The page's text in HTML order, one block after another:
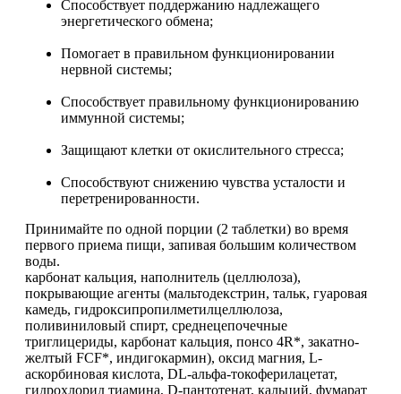
Растительный протеин
Снижение веса
НАЗАД
Жиросжигатели
Карнитин
Пиколинат хрома
Батончики и напитки
НАЗАД
Напитки
Способствует поддержанию надлежащего
энергетического обмена;
Помогает в правильном функционировании
нервной системы;
Способствует правильному функционированию
иммунной системы;
Защищают клетки от окислительного стресса;
Способствуют снижению чувства усталости и
перетренированности.
Принимайте по одной порции (2 таблетки) во время
первого приема пищи, запивая большим количеством
воды.
карбонат кальция, наполнитель (целлюлоза),
покрывающие агенты (мальтодекстрин, тальк, гуаровая
камедь, гидроксипропилметилцеллюлоза,
поливиниловый спирт, среднецепочечные
триглицериды, карбонат кальция, понсо 4R*, закатно-
желтый FCF*, индигокармин), оксид магния, L-
аскорбиновая кислота, DL-альфа-токоферилацетат,
гидрохлорид тиамина, D-пантотенат, кальций, фумарат